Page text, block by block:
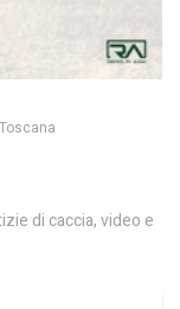
Toscana
di caccia, video e